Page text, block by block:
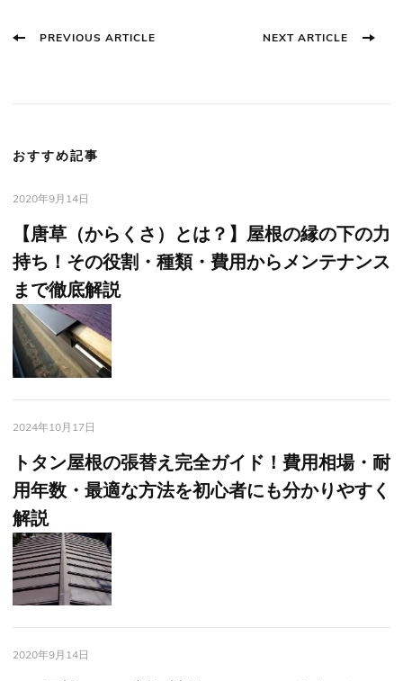
PostPREVIOUS ARTICLE NEXT ARTICLE
おすすめ記事
2020年9月14日
【唐草（からくさ）とは？】屋根の縁の下の力
持ち！その役割・種類・費用からメンテナンス
まで徹底解説
2024年10月17日
トタン屋根の張替え完全ガイド！費用相場・耐
用年数・最適な方法を初心者にも分かりやすく
解説
2020年9月14日